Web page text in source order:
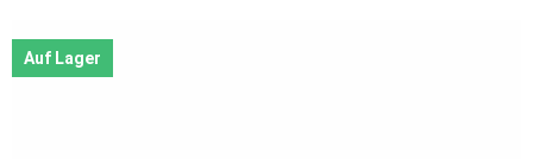
Auf Lager